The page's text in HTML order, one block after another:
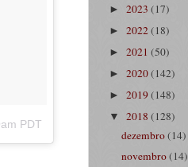
PDT
► 2023 (17)
► 2022(18)
► 2021 (50)
► 2020(142)
► 2019(148)
▼ 2018 (128)
dezembro(14)
novembro(14)